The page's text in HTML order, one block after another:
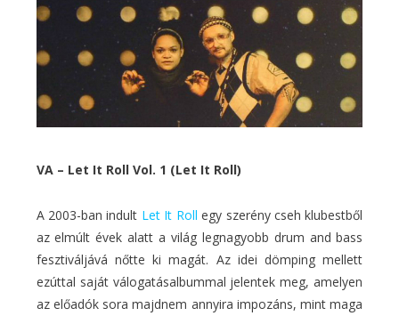
VA – Let It Roll Vol. 1 (Let It Roll)
A 2003-ban indult Let It Roll egy szerény cseh klubestből
az elmúlt évek alatt a világ legnagyobb drum and bass
fesztiváljává nőtte ki magát. Az idei dömping mellett
ezúttal saját válogatásalbummal jelentek meg, amelyen
az előadók sora majdnem annyira impozáns, mint maga